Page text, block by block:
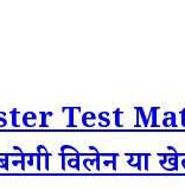
Test
बनेगी विलेन